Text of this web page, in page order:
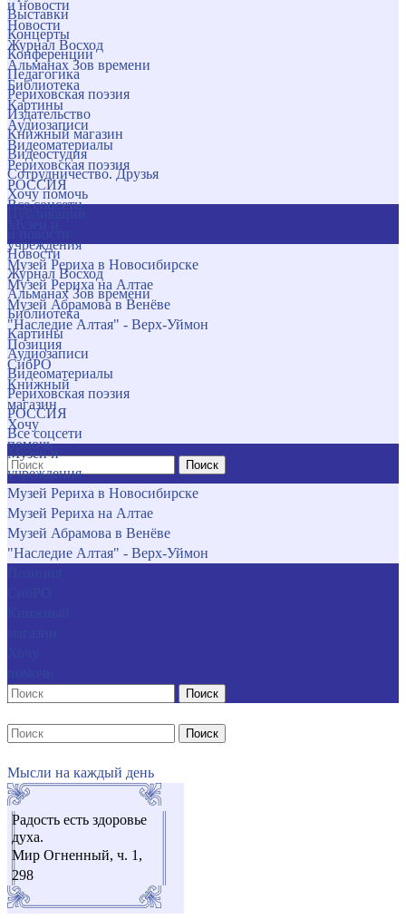
и новости
Новости
Журнал Восход
Альманах Зов времени
Библиотека
Картины
Аудиозаписи
Видеоматериалы
Рериховская поэзия
РОССИЯ
Все соцсети
учреждения
Музей Рериха в Новосибирске
Музей Рериха на Алтае
Музей Абрамова в Венёве
"Наследие Алтая" - Верх-Уймон
Позиция
СибРО
Книжный
магазин
Хочу
помочь
Поиск
Выставки
Концерты
Конференции
Педагогика
Рериховская поэзия
Издательство
Книжный магазин
Видеостудия
Сотрудничество. Друзья
Хочу помочь
Новости
Журнал Восход
Альманах Зов времени
Библиотека
Картины
Аудиозаписи
Видеоматериалы
Рериховская поэзия
РОССИЯ
Все соцсети
Музеи и
учреждения
Музей Рериха в Новосибирске
Музей Рериха на Алтае
Музей Абрамова в Венёве
"Наследие Алтая" - Верх-Уймон
Поиск
Поиск
Мысли на каждый день
Радость есть здоровье
духа.
Мир Огненный, ч. 1,
298